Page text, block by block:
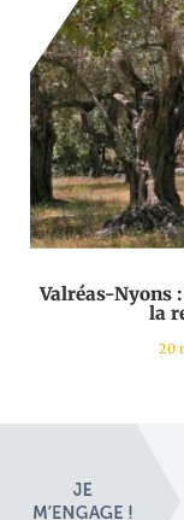
Valréas-Nyons
la
20